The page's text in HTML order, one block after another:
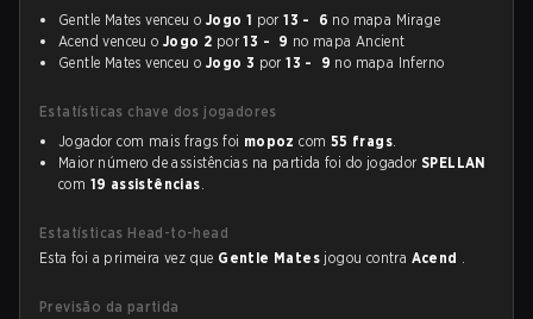
Gentle Mates venceu o Jogo 1 por13 - 6 no mapa Mirage
Acend venceu o Jogo 2 por13 - 9 no mapa Ancient
Gentle Mates venceu o Jogo 3 por13 - 9 no mapa Inferno
Estatísticas chave dos jogadores
Jogador com mais frags foi mopoz com 55 frags.
Maior número de assistências na partida foi do jogador SPELLAN
com 19 assistências.
Estatísticas Head-to-head
Esta foi a primeira vez que Gentle Mates jogou contra Acend .
Previsão da partida